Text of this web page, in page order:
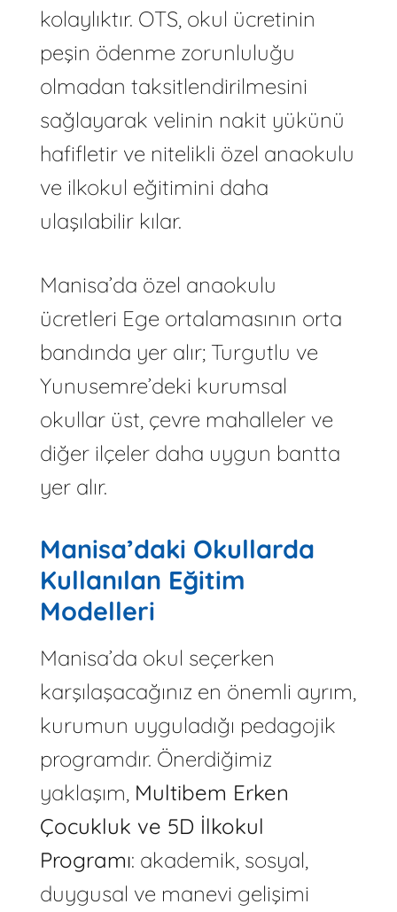
kolaylıktır. OTS, okul ücretinin
peşin ödenme zorunluluğu
olmadan taksitlendirilmesini
sağlayarak velinin nakit yükünü
hafifletir ve nitelikli özel anaokulu
ve ilkokul eğitimini daha
ulaşılabilir kılar.
Manisa’da özel anaokulu
ücretleri Ege ortalamasının orta
bandında yer alır; Turgutlu ve
Yunusemre’deki kurumsal
okullar üst, çevre mahalleler ve
diğer ilçeler daha uygun bantta
yer alır.
Manisa’daki Okullarda
Kullanılan Eğitim
Modelleri
Manisa’da okul seçerken
karşılaşacağınız en önemli ayrım,
kurumun uyguladığı pedagojik
programdır. Önerdiğimiz
yaklaşım, Multibem Erken
Çocukluk ve 5D İlkokul
Programı: akademik, sosyal,
duygusal ve manevi gelişimi